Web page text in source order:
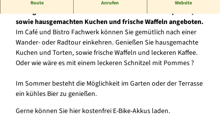
Route Anrufen Website
Heringhausen. Hier werden Ihnen kleinere warme Speisen,
sowie hausgemachten Kuchen und frische Waffeln angeboten.
Im Café und Bistro Fachwerk können Sie gemütlich nach einer
Wander- oder Radtour einkehren. Genießen Sie hausgemachte
Kuchen und Torten, sowie frische Waffeln und leckeren Kaffee.
Oder wie wäre es mit einem leckeren Schnitzel mit Pommes ?
Im Sommer besteht die Möglichkeit im Garten oder der Terrasse
ein kühles Bier zu genießen.
Gerne können Sie hier kostenfrei E-Bike-Akkus laden.